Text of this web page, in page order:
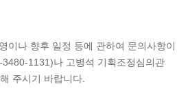
이나 향후 일정 등에 관하여 문의사항이
1131)나 고병석 기획조정심의관
주시기 바랍니다.